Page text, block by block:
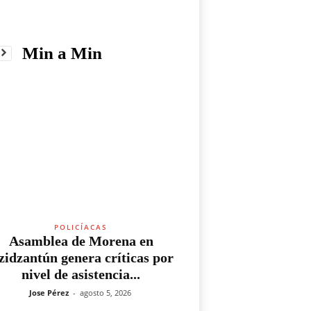
Min a Min
POLICÍACAS
Asamblea de Morena en
genera críticas por
nivel de asistencia...
Jose Pérez - agosto 5, 2026